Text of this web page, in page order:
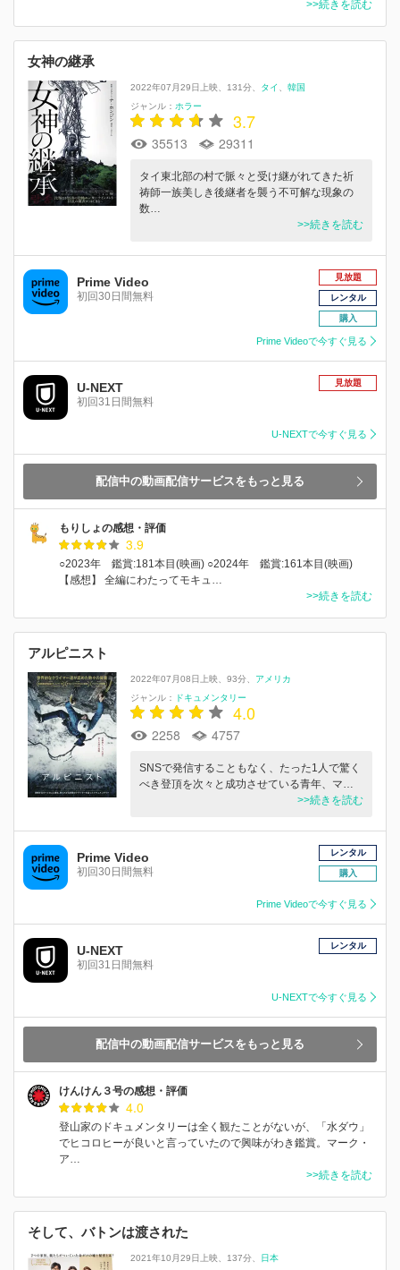
>>続きを読む
女神の継承
2022年07月29日上映 131分 タイ
韓国
ジャンル： ホラー
3.7
35513 29311
タイ東北部の村で脈々と受け継がれてきた祈
祷師一族美しき後継者を襲う不可解な現象の
数…
>>続きを読む
Prime Video
初回30日間無料
見放題
レンタル
購入
Prime Videoで今すぐ見る
U-NEXT
初回31日間無料
見放題
U-NEXTで今すぐ見る
配信中の動画配信サービスをもっと見る
もりしょの感想・評価
3.9
○2023年 鑑賞:181本目(映画) ○2024年 鑑賞:161本目(映画)
【感想】 全編にわたってモキュ…
>>続きを読む
アルピニスト
2022年07月08日上映 93分
アメリカ
ジャンル：
ドキュメンタリー
4.0
2258 4757
SNSで発信することもなく、たった1人で驚く
べき登頂を次々と成功させている青年、マ…
>>続きを読む
Prime Video
初回30日間無料
レンタル
購入
Prime Videoで今すぐ見る
U-NEXT
初回31日間無料
レンタル
U-NEXTで今すぐ見る
配信中の動画配信サービスをもっと見る
けんけん３号の感想・評価
4.0
登山家のドキュメンタリーは全く観たことがないが、「水ダウ」
でヒコロヒーが良いと言っていたので興味がわき鑑賞。マーク・
ア…
>>続きを読む
そして、バトンは渡された
2021年10月29日上映 137分
日本